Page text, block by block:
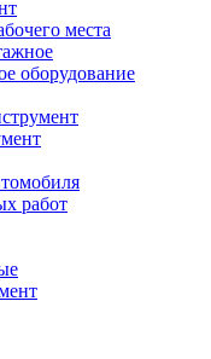
места
оборудование
работ